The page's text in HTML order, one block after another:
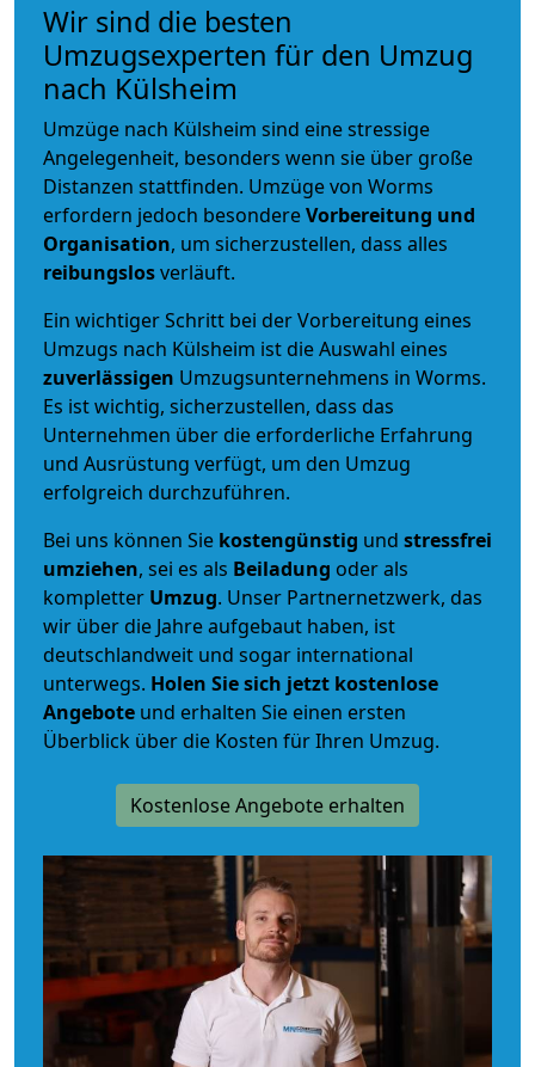
Wir sind die besten
Umzugsexperten für den Umzug
nach Külsheim
Umzüge nach Külsheim sind eine stressige
Angelegenheit, besonders wenn sie über große
Distanzen stattfinden. Umzüge von Worms
erfordern jedoch besondereVorbereitung und
Organisation, um sicherzustellen, dass alles
reibungslosverläuft.
Ein wichtiger Schritt bei der Vorbereitung eines
Umzugs nach Külsheim ist die Auswahl eines
zuverlässigen Umzugsunternehmens in Worms.
Es ist wichtig, sicherzustellen, dass das
Unternehmen über die erforderliche Erfahrung
und Ausrüstung verfügt, um den Umzug
erfolgreich durchzuführen.
Bei uns können Sie kostengünstig und stressfrei
umziehen, sei es als Beiladung oder als
kompletter Umzug. Unser Partnernetzwerk, das
wir über die Jahre aufgebaut haben, ist
deutschlandweit und sogar international
unterwegs. Holen Sie sich jetzt kostenlose
Angebote und erhalten Sie einen ersten
Überblick über die Kosten für Ihren Umzug.
Kostenlose Angebote erhalten